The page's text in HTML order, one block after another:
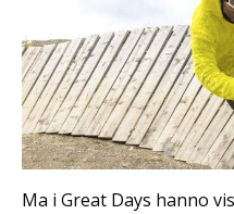
Ma i Great Days hanno